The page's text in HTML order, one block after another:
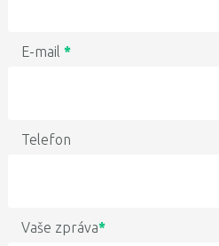
E-mail *
Telefon
Vaše zpráva*